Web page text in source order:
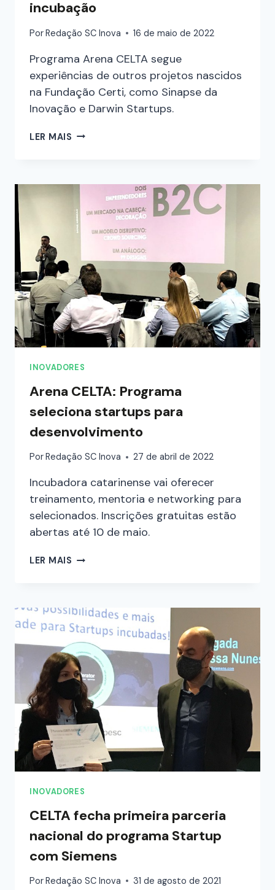
incubação
PorRedação SC Inova 16 de maio de 2022
Programa Arena CELTA segue
experiências de outros projetos nascidos
na Fundação Certi, como Sinapse da
Inovação e Darwin Startups.
LER MAIS
INOVADORES
Arena CELTA: Programa
seleciona startups para
desenvolvimento
PorRedação SC Inova 27 de abril de 2022
Incubadora catarinense vai oferecer
treinamento, mentoria e networking para
selecionados. Inscrições gratuitas estão
abertas até 10 de maio.
LER MAIS
INOVADORES
CELTA fecha primeira parceria
nacional do programa Startup
com Siemens
PorRedação SC Inova 31 de agosto de 2021